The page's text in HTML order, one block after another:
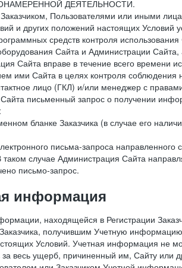
ДЕЯТЕЛЬНОСТИ.
Пользователями или иными
и других положений настоящих Условий
средств контроля
Сайта и Администрации
Сайта вправе в течение всего времени
ими Сайта в целях контроля
лицо (ГКЛ) и/или менеджер с
письменный запрос о получении
бланке Заказчика (в случае его
письма-запроса направленного
случае Администрация Сайта
письмо-запрос.
информация
находящейся в Регистрации
получившим Учетную
Условий. Учетная информация не
за весь ущерб, причиненный им, Сайту